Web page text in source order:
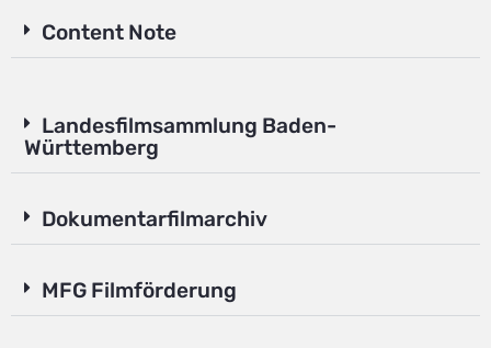
Content Note
Landesfilmsammlung Baden-
Württemberg
Dokumentarfilmarchiv
MFG Filmförderung